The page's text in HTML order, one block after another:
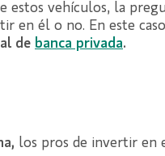
estos vehículos, la
en él o no. En este
de banca privada.
los pros de invertir en